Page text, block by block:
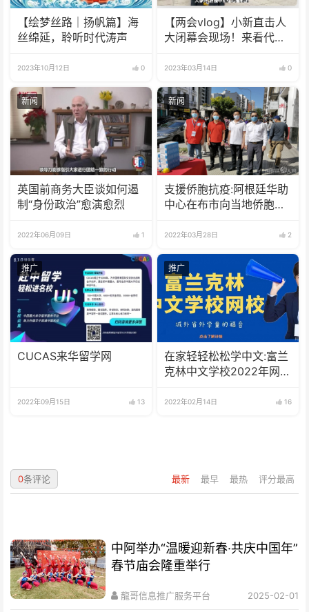
【绘梦丝路｜扬帆篇】海
丝绵延，聆听时代涛声
2023年10月12日 0
【两会vlog】小新直击人
大闭幕会现场！来看代表
2023年03月14日 0
新闻
英国前商务大臣谈如何遏
制“身份政治”愈演愈烈
2022年06月09日 1
新闻
支援侨胞抗疫:阿根廷华助
中心在布市向当地侨胞发
2022年03月28日 2
推广
CUCAS来华留学网
2022年09月15日 13
推广
在家轻轻松松学中文:富兰
克林中文学校2022年网校
2022年02月14日 16
最新 最早 最热 评分最高
0条评论
中阿举办“温暖迎新春·共庆中国年”
春节庙会隆重举行
龍哥信息推广服务平台 2025-02-01